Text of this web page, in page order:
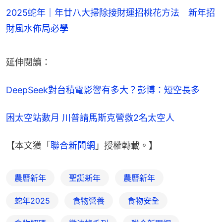
2025蛇年｜年廿八大掃除接財運招桃花方法 新年招
財風水佈局必學
延伸閱讀：
DeepSeek對台積電影響有多大？彭博：短空長多
困太空站數月 川普請馬斯克營救2名太空人
【本文獲「聯合新聞網 」授權轉載。】
農曆新年 聖誕新年 農曆新年
蛇年2025 食物營養 食物安全